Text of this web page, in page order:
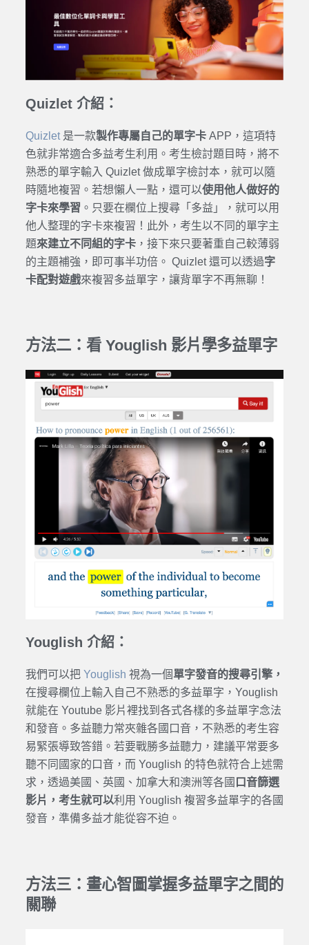
Quizlet 介紹：
Quizlet是一款製作專屬自己的單字卡APP，這項特
色就非常適合多益考生利用。考生檢討題目時，將不
熟悉的單字輸入 Quizlet 做成單字檢討本，就可以隨
時隨地複習。若想懶人一點，還可以使用他人做好的
字卡來學習 。只要在欄位上搜尋「多益」，就可以用
他人整理的字卡來複習！此外，考生以不同的單字主
題來建立不同組的字卡，接下來只要著重自己較薄弱
的主題補強，即可事半功倍。 Quizlet 還可以透過字
卡配對遊戲來複習多益單字，讓背單字不再無聊！
方法二：看 Youglish 影片學多益單字
Youglish 介紹：
我們可以把 Youglish 視為一個 單字發音的搜尋引擎，
在搜尋欄位上輸入自己不熟悉的多益單字，Youglish
就能在 Youtube 影片裡找到各式各樣的多益單字念法
和發音。多益聽力常夾雜各國口音，不熟悉的考生容
易緊張導致答錯。若要戰勝多益聽力，建議平常要多
聽不同國家的口音，而 Youglish 的特色就符合上述需
求，透過美國、英國、加拿大和澳洲等各國 口音篩選
影片，考生就可以利用 Youglish 複習多益單字的各國
發音，準備多益才能從容不迫。
方法三：畫心智圖掌握多益單字之間的
關聯